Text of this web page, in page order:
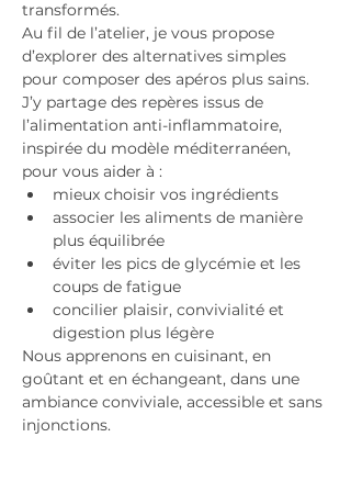
transformés.
Au fil de l’atelier, je vous propose
d’explorer des alternatives simples
pour composer des apéros plus sains.
J’y partage des repères issus de
l’alimentation anti-inflammatoire,
inspirée du modèle méditerranéen,
pour vous aider à :
mieux choisir vos ingrédients
associer les aliments de manière
plus équilibrée
éviter les pics de glycémie et les
coups de fatigue
concilier plaisir, convivialité et
digestion plus légère
Nous apprenons en cuisinant, en
goûtant et en échangeant, dans une
ambiance conviviale, accessible et sans
injonctions.